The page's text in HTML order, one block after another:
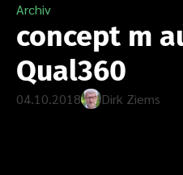
Archiv
concept m
Qual360
04.10.2018 Dirk Ziems